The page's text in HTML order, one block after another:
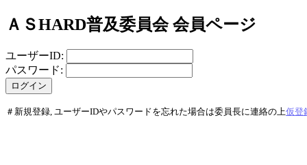
ＡＳHARD普及委員会 会員ページ
ユーザーID:
パスワード:
＃新規登録, ユーザーIDやパスワードを忘れた場合は委員長に連絡の上仮登